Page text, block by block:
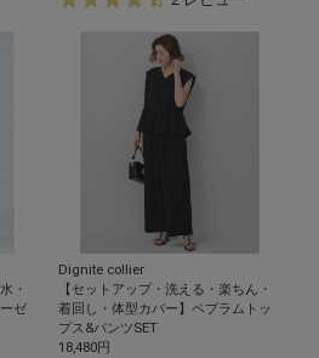
s
t
a
・
ゼ
Dignite collier
【セットアップ・洗える・楽ちん・
着回し・体型カバー】ペプラムトッ
プス&パンツSET
18,480円